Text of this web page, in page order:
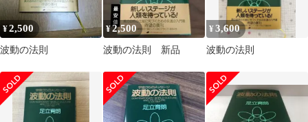
¥2,500
波動の法則
¥2,500
波動の法則 新品
¥3,600
波動の法則